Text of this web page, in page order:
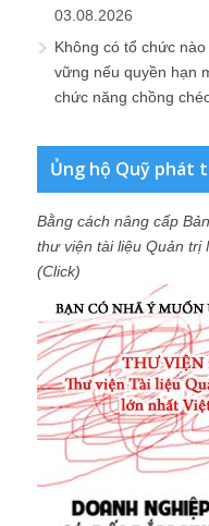
03.08.2026
Không có tổ chức
vững nếu quyền hạn
chức năng chồng
Ủng hộ Quỹ phát
Bằng cách nâng cấp
thư viện tài liệu Quản trị
(Click)